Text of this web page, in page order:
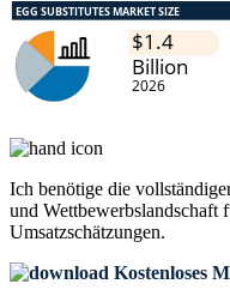
Ich benötige die
und Wettbewerbslandschaft
Umsatzschätzungen.
Kostenloses